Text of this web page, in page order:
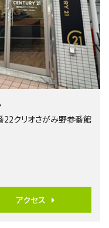
5,480万円
4ＬＤＫ
相模大野駅
バ9分・歩4分
東…
3,680万円
バ19分・ 歩8分
。 …
4ＳＬＤＫ
海老名駅
クリオさがみ野参番館
アクセス